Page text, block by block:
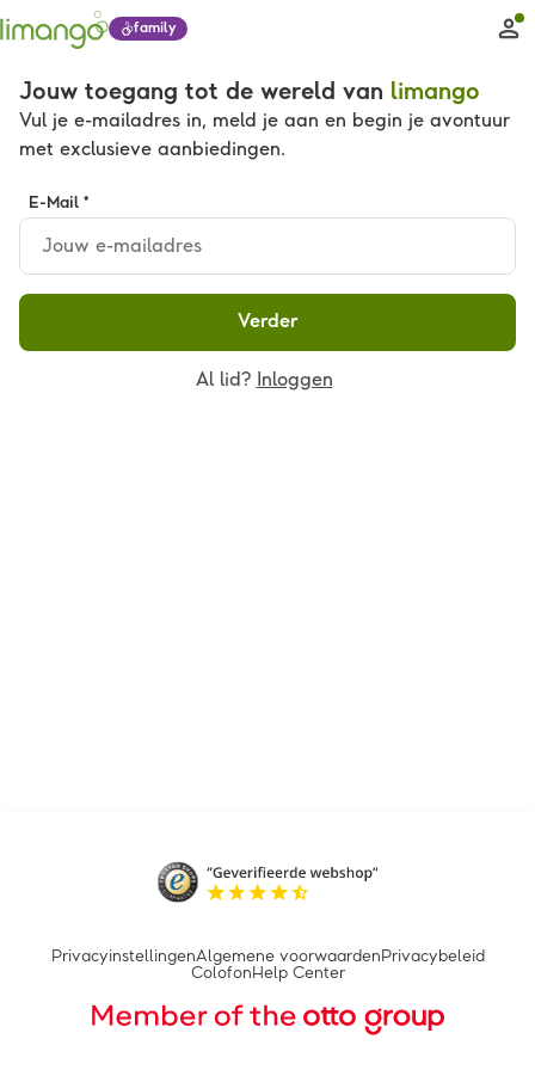
family
Jouw toegang tot de wereld van limango
Vul je e-mailadres in, meld je aan en begin je avontuur
met exclusieve aanbiedingen.
E-Mail *
Verder
Al lid? Inloggen
PrivacyinstellingenAlgemene voorwaarden Privacybeleid
Colofon Help Center